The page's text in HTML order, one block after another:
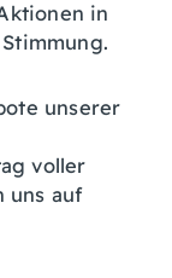
in
unserer
voller
uns auf